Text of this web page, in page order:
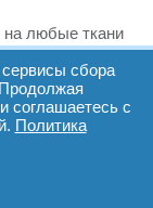
на любые ткани
ткани с
размеров
хлопок,
сбора
соглашаетесь с
Политика